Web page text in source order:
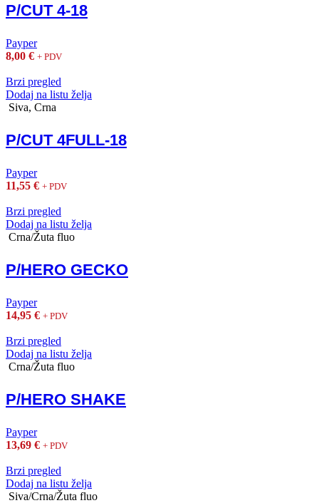
P/CUT 4-18
Payper
8,00 € + PDV
Brzi pregled
Dodaj na listu želja
Siva, Crna
P/CUT 4FULL-18
Payper
11,55 € + PDV
Brzi pregled
Dodaj na listu želja
Crna/Žuta fluo
P/HERO GECKO
Payper
14,95 € + PDV
Brzi pregled
Dodaj na listu želja
Crna/Žuta fluo
P/HERO SHAKE
Payper
13,69 € + PDV
Brzi pregled
Dodaj na listu želja
Siva/Crna/Žuta fluo